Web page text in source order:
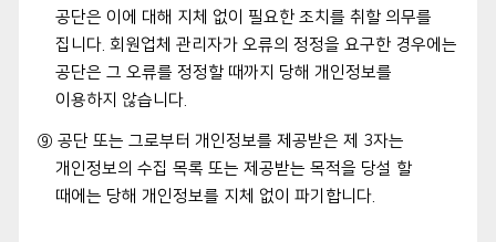
공단은 이에 대해 지체 없이 필요한 조치를 취할 의무를
집니다. 회원업체 관리자가 오류의 정정을 요구한 경우에는
공단은 그 오류를 정정할 때까지 당해 개인정보를
이용하지 않습니다.
⑨ 공단 또는 그로부터 개인정보를 제공받은 제 3자는
개인정보의 수집 목록 또는 제공받는 목적을 당설 할
때에는 당해 개인정보를 지체 없이 파기합니다.